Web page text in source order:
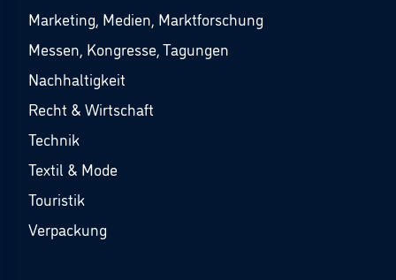
Marketing, Medien, Marktforschung
Messen, Kongresse, Tagungen
Nachhaltigkeit
Recht & Wirtschaft
Technik
Textil & Mode
Touristik
Verpackung